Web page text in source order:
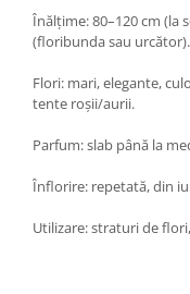
Înălțime: 80–120 cm (la
(floribunda sau urcător).
Flori: mari, elegante,
tente roșii/aurii.
Parfum: slab până la
Înflorire: repetată, din
Utilizare: straturi de